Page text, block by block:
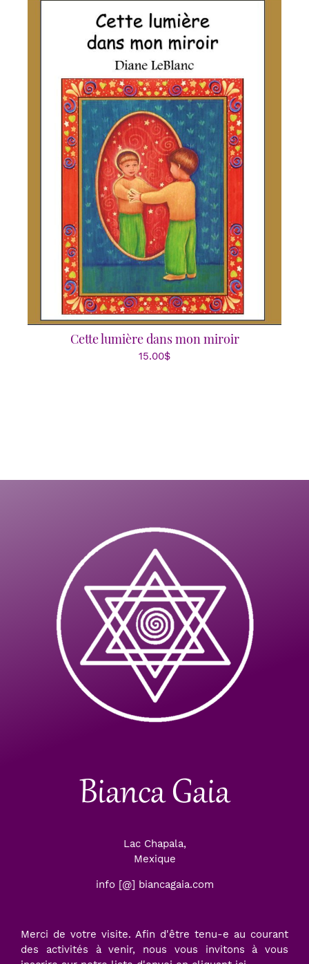
Cette lumière dans mon miroir
15.00$
Bianca Gaia
Lac Chapala,
Mexique
info [@] biancagaia.com
Merci de votre visite. Afin d'être tenu-e au courant
des activités à venir, nous vous invitons à vous